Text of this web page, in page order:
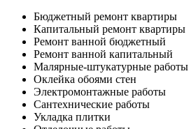
Бюджетный ремонт квартиры
Капитальный ремонт квартиры
Ремонт ванной бюджетный
Ремонт ванной капитальный
Малярные-штукатурные работы
Оклейка обоями стен
Электромонтажные работы
Сантехнические работы
Укладка плитки